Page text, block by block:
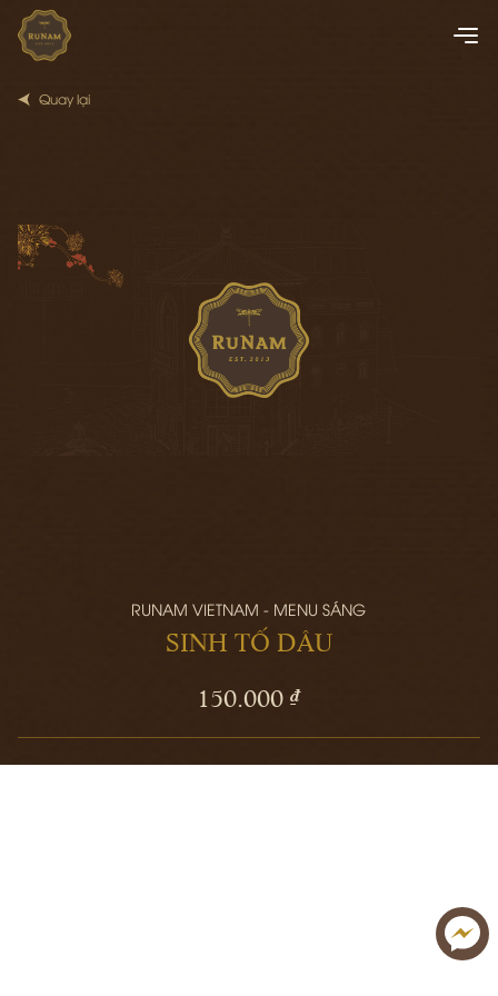
Quay lại
RUNAM VIETNAM - MENU SÁNG
SINH TỐ DÂU
150.000 ₫